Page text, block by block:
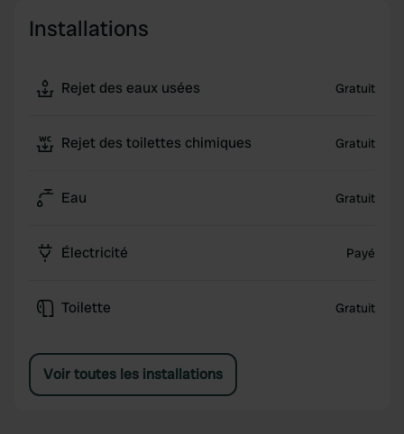
Installations
Rejet des eaux usées Gratuit
Rejet des toilettes chimiques Gratuit
Eau Gratuit
Électricité Payé
Toilette Gratuit
Voir toutes les installations